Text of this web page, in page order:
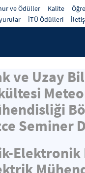
ve Ödüller Kalite
İTÜ Ödülleri
ve Uzay
Seminer
Elektronik